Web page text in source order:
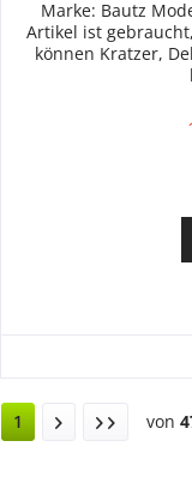
Marke: Bautz
Artikel ist
können Kratzer,
1 von